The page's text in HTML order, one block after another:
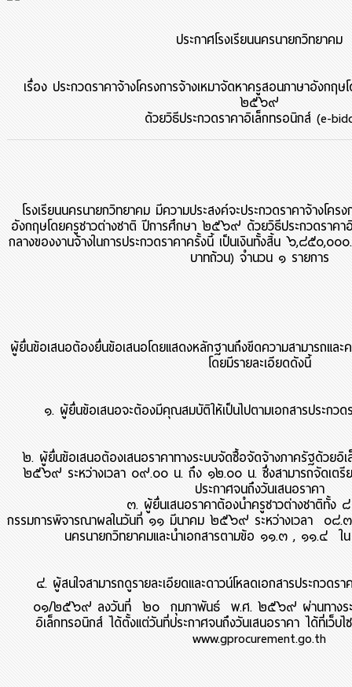
ประกาศโรงเรียนนครนายกวิทยาคม
เรื่อง ประกวดราคาจ้างโครงการจ้างเหมาจัดหาครูสอนภาษาอังกฤ
๒๕๖๙
ด้วยวิธีประกวดราคาอิเล็กทรอนิกส์ (e-
โรงเรียนนครนายกวิทยาคม มีความประสงค์จะประกวดราคาจ้างโคร
อังกฤษโดยครูชาวต่างชาติ ปีการศึกษา ๒๕๖๙ ด้วยวิธีประกวดราคา
กลางของงานจ้างในการประกวดราคาครั้งนี้ เป็นเงินทั้งสิ้น ๖,๘๕๐,๐
บาทถ้วน) จำนวน ๑ รายการ
ผู้ยื่นข้อเสนอต้องยื่นข้อเสนอโดยแสดงหลักฐานถึงขีดความสามารถแล
โดยมีรายละเอียดดังนี้
๑. ผู้ยื่นข้อเสนอจะต้องมีคุณสมบัติให้เป็นไปตามเอกสารประกว
๒. ผู้ยื่นข้อเสนอต้องเสนอราคาทางระบบจัดซื้อจัดจ้างภาครัฐด้วย
๒๕๖๙ ระหว่างเวลา ๐๙.๐๐ น. ถึง ๑๒.๐๐ น. ซึ่งสามารถจัดเตรีย
ประกาศจนถึงวันเสนอราคา
๓. ผู้ยื่นเสนอราคาต้องนำครูชาวต่างชาติทั้ง ๘ คน
กรรมการพิจารณาผลในวันที่ ๑๑ มีนาคม ๒๕๖๙ ระหว่างเวลา ๐
นครนายกวิทยาคมและนำเอกสารตามข้อ ๑๑.๓ , ๑๑.๔
๔. ผู้สนใจสามารถดูรายละเอียดและดาวน์โหลดเอกสารประก
๐๑/๒๕๖๙ ลงวันที่ ๒๐ กุมภาพันธ์ พ.ศ. ๒๕๖๙ ผ่านทางระบ
อิเล็กทรอนิกส์ ได้ตั้งแต่วันที่ประกาศจนถึงวันเสนอราคา ได้ที่เว็บ
www.gprocurement.go.th